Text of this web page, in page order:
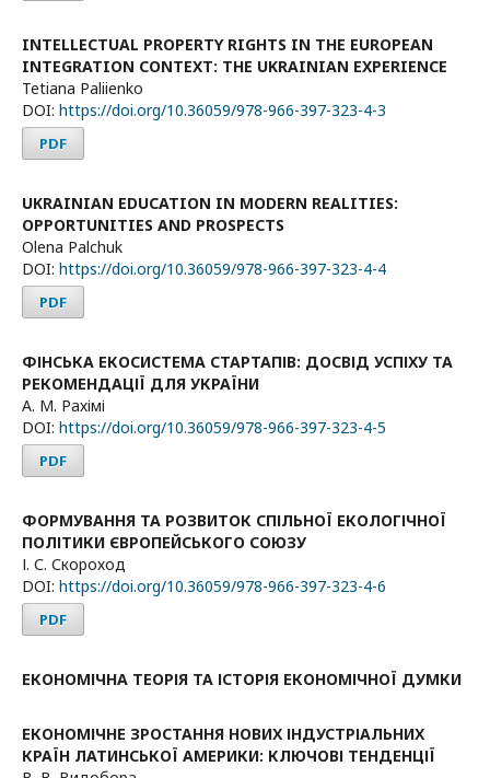
INTELLECTUAL PROPERTY RIGHTS IN THE EUROPEAN
INTEGRATION CONTEXT: THE UKRAINIAN EXPERIENCE
Tetiana Paliienko
DOI: https://doi.org/10.36059/978-966-397-323-4-3
PDF
UKRAINIAN EDUCATION IN MODERN REALITIES:
OPPORTUNITIES AND PROSPECTS
Olena Palchuk
DOI: https://doi.org/10.36059/978-966-397-323-4-4
PDF
ФІНСЬКА ЕКОСИСТЕМА СТАРТАПІВ: ДОСВІД УСПІХУ ТА
РЕКОМЕНДАЦІЇ ДЛЯ УКРАЇНИ
А. М. Рахімі
DOI: https://doi.org/10.36059/978-966-397-323-4-5
PDF
ФОРМУВАННЯ ТА РОЗВИТОК СПІЛЬНОЇ ЕКОЛОГІЧНОЇ
ПОЛІТИКИ ЄВРОПЕЙСЬКОГО СОЮЗУ
І. С. Скороход
DOI: https://doi.org/10.36059/978-966-397-323-4-6
PDF
ЕКОНОМІЧНА ТЕОРІЯ ТА ІСТОРІЯ ЕКОНОМІЧНОЇ ДУМКИ
ЕКОНОМІЧНЕ ЗРОСТАННЯ НОВИХ ІНДУСТРІАЛЬНИХ
КРАЇН ЛАТИНСЬКОЇ АМЕРИКИ: КЛЮЧОВІ ТЕНДЕНЦІЇ